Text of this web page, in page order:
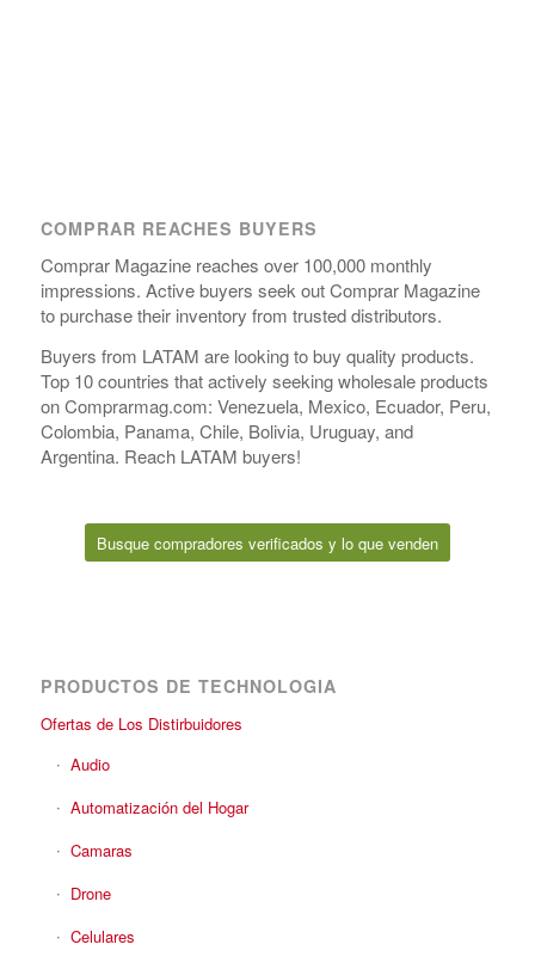
COMPRAR REACHES BUYERS
Comprar Magazine reaches over 100,000 monthly
impressions. Active buyers seek out Comprar Magazine
to purchase their inventory from trusted distributors.
Buyers from LATAM are looking to buy quality products.
Top 10 countries that actively seeking wholesale products
on Comprarmag.com: Venezuela, Mexico, Ecuador, Peru,
Colombia, Panama, Chile, Bolivia, Uruguay, and
Argentina. Reach LATAM buyers!
Busque compradores verificados y lo que venden
PRODUCTOS DE TECHNOLOGIA
Ofertas de Los Distirbuidores
Audio
Automatización del Hogar
Camaras
Drone
Celulares